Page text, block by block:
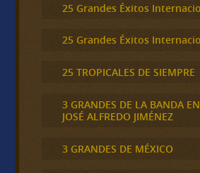
25 Grandes Éxitos
25 Grandes Éxitos
25 TROPICALES DE SIEMPRE
3 GRANDES DE LA BANDA
JOSÉ ALFREDO JIMÉNEZ
3 GRANDES DE MÉXICO